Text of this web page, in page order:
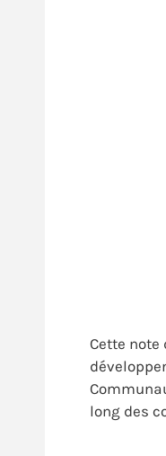
Cette note
long des